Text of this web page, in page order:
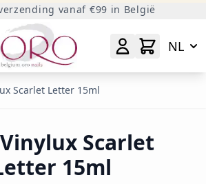
vanaf €99 in België
NL
Scarlet Letter 15ml
Scarlet
15ml